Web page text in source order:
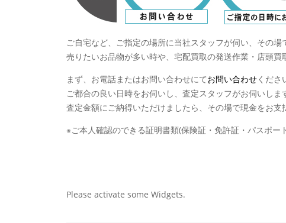
ご自宅など、ご指定の場所に当社スタッフが伺い、その場
売りたいお品物が多い時や、宅配買取の発送作業・店頭買
まず、お電話またはお問い合わせにてお問い合わせくださ
ご都合の良い日時をお伺いし、査定スタッフがお伺いしま
査定金額にご納得いただけましたら、その場で現金をお支
※ご本人確認のできる証明書類(保険証・免許証・パスポー
Please activate some Widgets.